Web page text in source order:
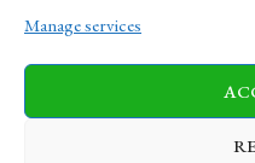
Manage services
News
Business Tech